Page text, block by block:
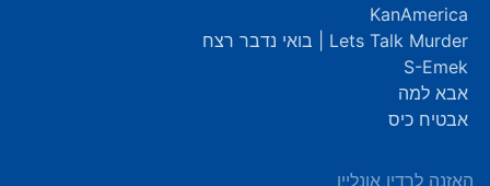
KanAmerica
Lets Talk Murder | בואי נדבר רצח
S-Emek
אבא למה
אבטיח כיס
האזנה לרדיו אונליין